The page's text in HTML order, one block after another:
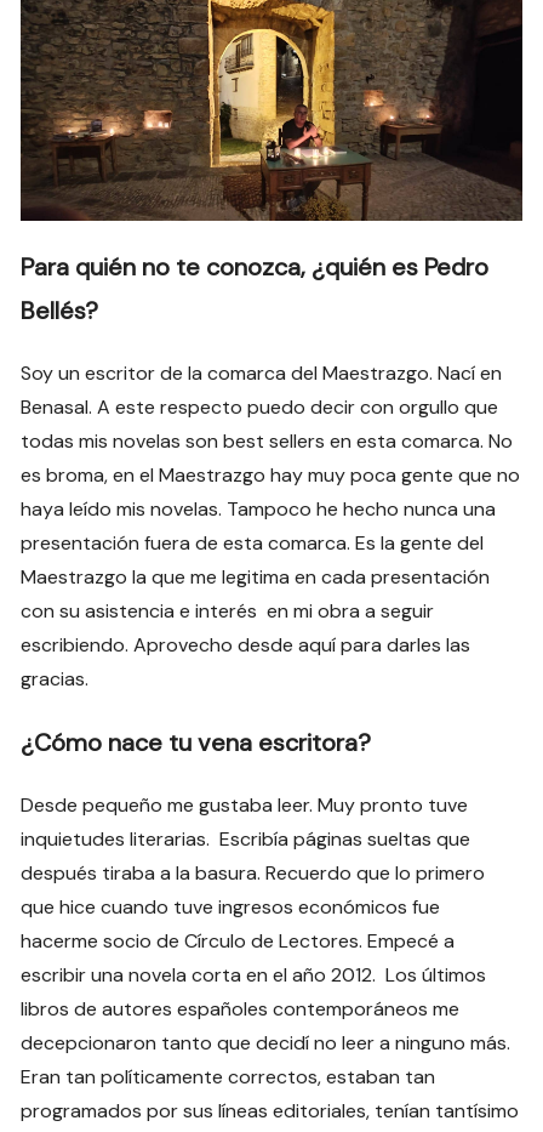
Para quién no te conozca, ¿quién es Pedro
Bellés?
Soy un escritor de la comarca del Maestrazgo. Nací en
Benasal. A este respecto puedo decir con orgullo que
todas mis novelas son best sellers en esta comarca. No
es broma, en el Maestrazgo hay muy poca gente que no
haya leído mis novelas. Tampoco he hecho nunca una
presentación fuera de esta comarca. Es la gente del
Maestrazgo la que me legitima en cada presentación
con su asistencia e interés en mi obra a seguir
escribiendo. Aprovecho desde aquí para darles las
gracias.
¿Cómo nace tu vena escritora?
Desde pequeño me gustaba leer. Muy pronto tuve
inquietudes literarias. Escribía páginas sueltas que
después tiraba a la basura. Recuerdo que lo primero
que hice cuando tuve ingresos económicos fue
hacerme socio de Círculo de Lectores. Empecé a
escribir una novela corta en el año 2012. Los últimos
libros de autores españoles contemporáneos me
decepcionaron tanto que decidí no leer a ninguno más.
Eran tan políticamente correctos, estaban tan
programados por sus líneas editoriales, tenían tantísimo